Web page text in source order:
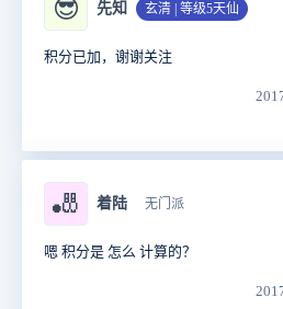
😎 先知 玄清 | 等级5天仙
积分已加，谢谢关注
🎳 着陆 无门派
嗯 积分是 怎么 计算的？